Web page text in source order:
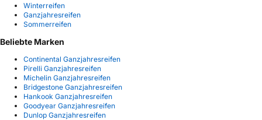
Winterreifen
Ganzjahresreifen
Sommerreifen
Beliebte Marken
Continental Ganzjahresreifen
Pirelli Ganzjahresreifen
Michelin Ganzjahresreifen
Bridgestone Ganzjahresreifen
Hankook Ganzjahresreifen
Goodyear Ganzjahresreifen
Dunlop Ganzjahresreifen